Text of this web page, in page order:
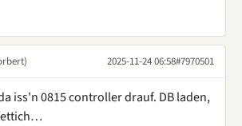
2025-11-24 06:58#7970501
iss'n 0815 controller drauf. DB laden,